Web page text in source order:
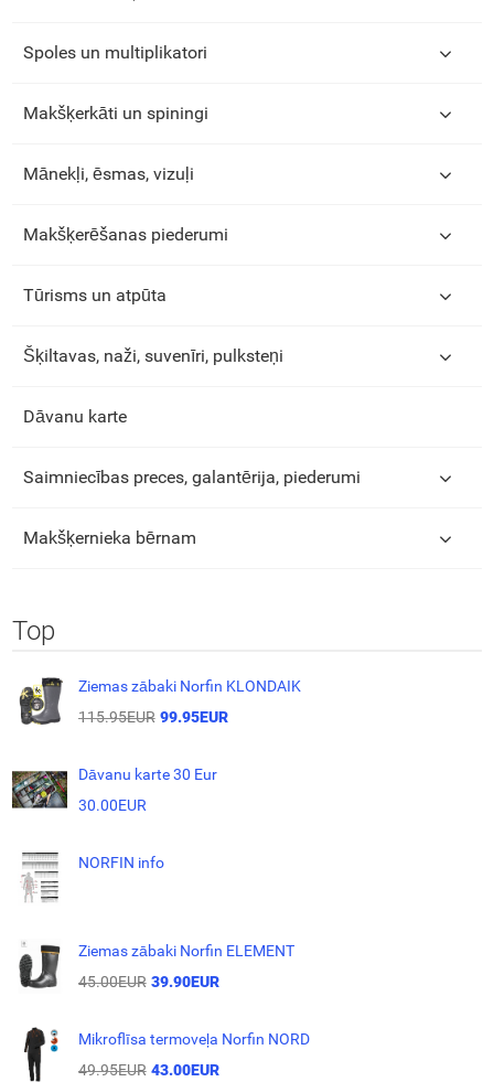
Spoles un multiplikatori
Makšķerkāti un spiningi
Mānekļi, ēsmas, vizuļi
Makšķerēšanas piederumi
Tūrisms un atpūta
Šķiltavas, naži, suvenīri, pulksteņi
Dāvanu karte
Saimniecības preces, galantērija, piederumi
Makšķernieka bērnam
Top
Ziemas zābaki Norfin KLONDAIK
115.95EUR 99.95EUR
Dāvanu karte 30 Eur
30.00EUR
NORFIN info
Ziemas zābaki Norfin ELEMENT
45.00EUR 39.90EUR
Mikroflīsa termoveļa Norfin NORD
49.95EUR 43.00EUR